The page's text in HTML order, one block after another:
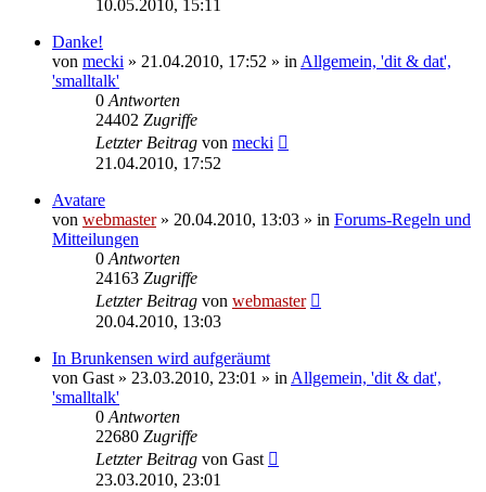
10.05.2010, 15:11
Danke!
von mecki » 21.04.2010, 17:52 » in Allgemein, 'dit & dat',
'smalltalk'
0 Antworten
24402 Zugriffe
Letzter Beitrag von mecki
21.04.2010, 17:52
Avatare
von webmaster» 20.04.2010, 13:03 » in Forums-Regeln und
Mitteilungen
0 Antworten
24163 Zugriffe
Letzter Beitrag von webmaster
20.04.2010, 13:03
In Brunkensen wird aufgeräumt
von Gast » 23.03.2010, 23:01 » in Allgemein, 'dit & dat',
'smalltalk'
0 Antworten
22680 Zugriffe
Letzter Beitrag von Gast
23.03.2010, 23:01